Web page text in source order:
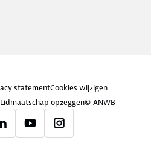
statementCookies wijzigen
Lidmaatschap opzeggen© ANWB